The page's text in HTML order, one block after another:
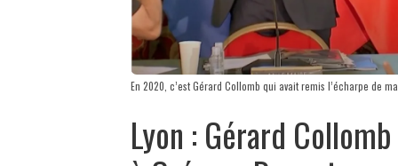
En 2020, c’est Gérard Collomb qui avait remis l’écharpe de
Lyon : Gérard